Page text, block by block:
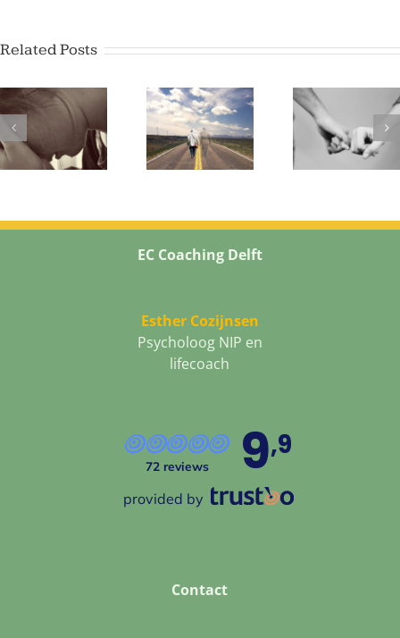
Related Posts
Rouwverwerking
na verlies
van baby (in
de
Relatie na
een
miskraam
EC Coaching Delft
Esther Cozijnsen
Psycholoog NIP en
lifecoach
72 reviews 9,9
provided by
Contact